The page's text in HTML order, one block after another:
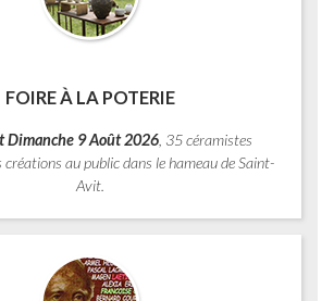
FOIRE À LA POTERIE
Dimanche 9 Août 2026 , 35 céramistes
au public dans le hameau de Saint-
Avit.